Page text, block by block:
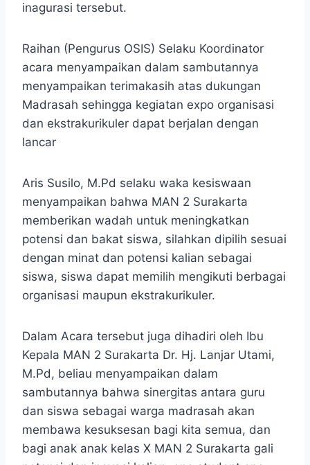
inagurasi tersebut.
Raihan (Pengurus OSIS) Selaku Koordinator
acara menyampaikan dalam sambutannya
menyampaikan terimakasih atas dukungan
Madrasah sehingga kegiatan expo organisasi
dan ekstrakurikuler dapat berjalan dengan
lancar
Aris Susilo, M.Pd selaku waka kesiswaan
menyampaikan bahwa MAN 2 Surakarta
memberikan wadah untuk meningkatkan
potensi dan bakat siswa, silahkan dipilih sesuai
dengan minat dan potensi kalian sebagai
siswa, siswa dapat memilih mengikuti berbagai
organisasi maupun ekstrakurikuler.
Dalam Acara tersebut juga dihadiri oleh Ibu
Kepala MAN 2 Surakarta Dr. Hj. Lanjar Utami,
M.Pd, beliau menyampaikan dalam
sambutannya bahwa sinergitas antara guru
dan siswa sebagai warga madrasah akan
membawa kesuksesan bagi kita semua, dan
bagi anak anak kelas X MAN 2 Surakarta gali